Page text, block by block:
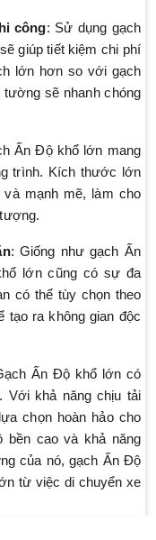
công: Sử dụng gạch
giúp tiết kiệm chi phí
lớn hơn so với gạch
sẽ nhanh chóng
Ấn Độ khổ lớn mang
trình. Kích thước lớn
mạnh mẽ, làm cho
: Giống như gạch Ấn
lớn cũng có sự đa
có thể tùy chọn theo
tạo ra không gian độc
Ấn Độ khổ lớn có
Với khả năng chịu tải
chọn hoàn hảo cho
bền cao và khả năng
của nó, gạch Ấn Độ
từ việc di chuyển xe